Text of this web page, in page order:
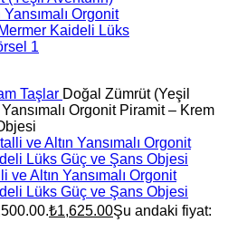
Taşlar Doğal Zümrüt (Yeşil
Orgonit Piramit – Krem
Altın Yansımalı Orgonit
Lüks Güç ve Şans Objesi
₺1,625.00Şu andaki fiyat: